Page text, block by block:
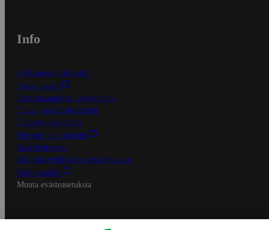
Info
S-Business yrityksille
Oiva-raportit
Osuuskauppojen yhteystiedot
Tilaus- ja toimitusehdot
Tietosuojakäytäntö
Palvelun käyttöehdot
Saavutettavuus
Mobiilisovelluksen saavutettavuus
Mainostajalle
Muuta evästeasetuksia